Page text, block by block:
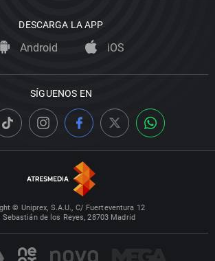
DESCARGA LA APP
Android iOS
SÍGUENOS EN
© Uniprex, S.A.U., C/ Fuerteventura 12
Sebastián de los Reyes, 28703 Madrid